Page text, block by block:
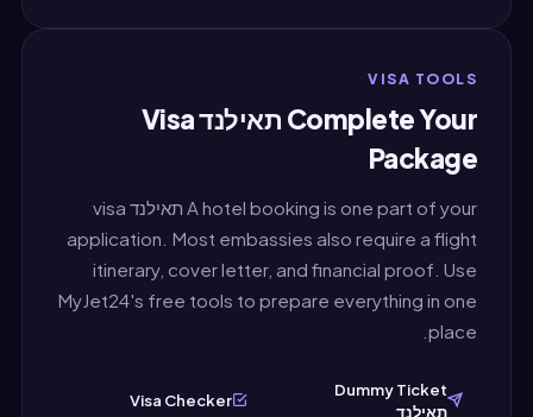
של ההזמנה לא משפיע על קבלה.
הויזה שלך. השגרירויות מעדיפות מסמכים עדכניים —
מסמך טרי ממש לפני הגשת הבקשה שלך.
VISA TOOLS
Complete Your תאילנד Visa
Package
A hotel booking is one part of your תאילנד visa
application. Most embassies also require a flight
itinerary, cover letter, and financial proof. Use
MyJet24's free tools to prepare everything in one
place.
Dummy Ticket
תאילנד
Visa Checker